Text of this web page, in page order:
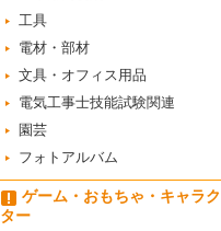
工具
電材・部材
文具・オフィス用品
電気工事士技能試験関連
園芸
フォトアルバム
ゲーム・おもちゃ・キャラク
ター